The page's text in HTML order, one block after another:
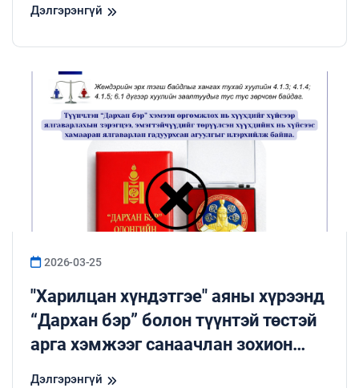
Дэлгэрэнгүй
2026-03-25
"Харилцан хүндэтгэе" аяны хүрээнд
“Дархан бэр” болон түүнтэй төстэй
арга хэмжээг санаачлан зохион
Дэлгэрэнгүй